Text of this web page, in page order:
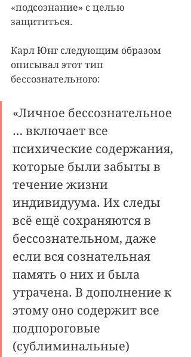
«подсознание» с целью
защититься.
Карл Юнг следующим образом
описывал этот тип
бессознательного:
«Личное бессознательное
… включает все
психические содержания,
которые были забыты в
течение жизни
индивидуума. Их следы
всё ещё сохраняются в
бессознательном, даже
если вся сознательная
память о них и была
утрачена. В дополнение к
этому оно содержит все
подпороговые
(сублиминальные)